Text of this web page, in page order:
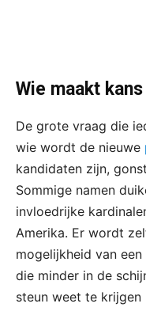
Wie maakt
De grote vraag die
wie wordt de nieuwe
kandidaten zijn,
Sommige namen
invloedrijke
Amerika. Er wordt
mogelijkheid van
die minder in de
steun weet te krijgen